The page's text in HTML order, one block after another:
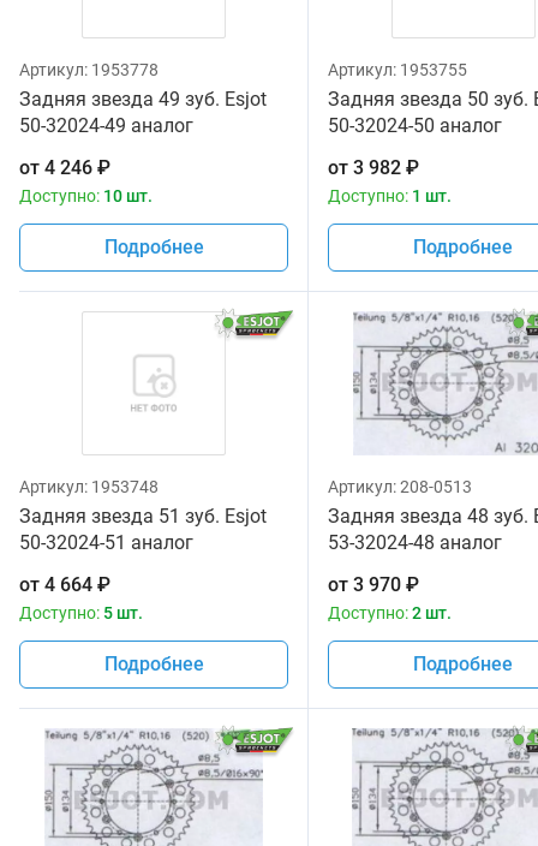
Артикул: 1953778
Задняя звезда 49 зуб. Esjot
50-32024-49 аналог
от 4 246 ₽
Доступно: 10 шт.
Подробнее
Артикул: 1953755
Задняя звезда 50 зуб.
50-32024-50 аналог
от 3 982 ₽
Доступно: 1 шт.
Подробнее
Артикул: 1953748
Задняя звезда 51 зуб. Esjot
50-32024-51 аналог
от 4 664 ₽
Доступно: 5 шт.
Подробнее
Артикул:208-0513
Задняя звезда 48 зуб.
53-32024-48 аналог
от 3 970 ₽
Доступно:2 шт.
Подробнее